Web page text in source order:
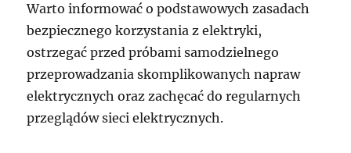
Warto informować o podstawowych zasadach
bezpiecznego korzystania z elektryki,
ostrzegać przed próbami samodzielnego
przeprowadzania skomplikowanych napraw
elektrycznych oraz zachęcać do regularnych
przeglądów sieci elektrycznych.